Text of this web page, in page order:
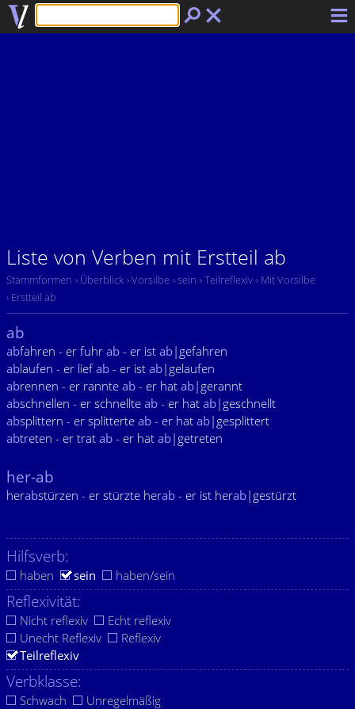
Liste von Verben mit Erstteil ab
Stammformen › Überblick › Vorsilbe › sein › Teilreflexiv › Mit Vorsilbe
› Erstteil ab
ab
abfahren - er fuhr ab - er ist ab|gefahren
ablaufen - er liefab - er ist ab|gelaufen
abrennen - er rannte ab - er hat ab|gerannt
abschnellen - er schnellte ab - er hat ab|geschnellt
absplittern - er splitterte ab - er hat ab|gesplittert
abtreten - er trat ab - er hat ab|getreten
her-ab
herabstürzen - er stürzte herab - er ist herab|gestürzt
Hilfsverb:
haben sein haben/sein
Reflexivität:
Nicht reflexiv
Echt reflexiv
Unecht Reflexiv
Reflexiv
Teilreflexiv
Verbklasse:
Schwach
Unregelmäßig